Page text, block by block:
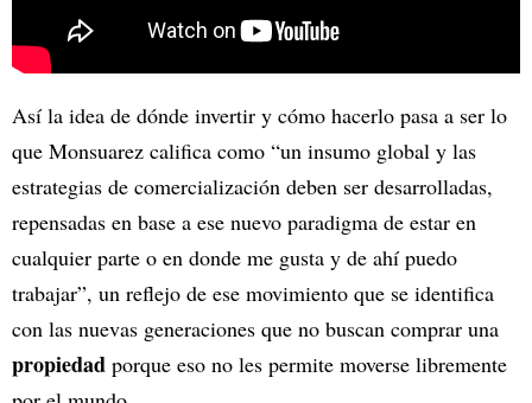
Así la idea de dónde invertir y cómo hacerlo pasa a ser lo
que Monsuarez califica como “un insumo global y las
estrategias de comercialización deben ser desarrolladas,
repensadas en base a ese nuevo paradigma de estar en
cualquier parte o en donde me gusta y de ahí puedo
trabajar”, un reflejo de ese movimiento que se identifica
con las nuevas generaciones que no buscan comprar una
propiedad porque eso no les permite moverse libremente